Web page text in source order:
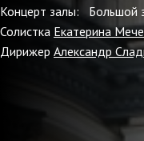
Концерт залы: Большой
Солистка Екатерина
Дирижер Александр